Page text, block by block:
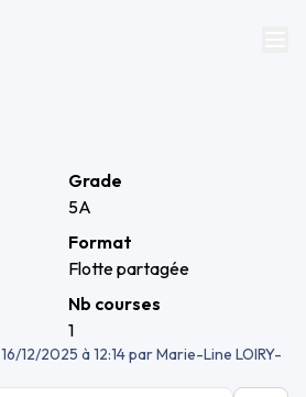
Grade
5A
Format
Flotte partagée
Nb courses
1
16/12/2025 à 12:14parMarie-Line LOIRY-